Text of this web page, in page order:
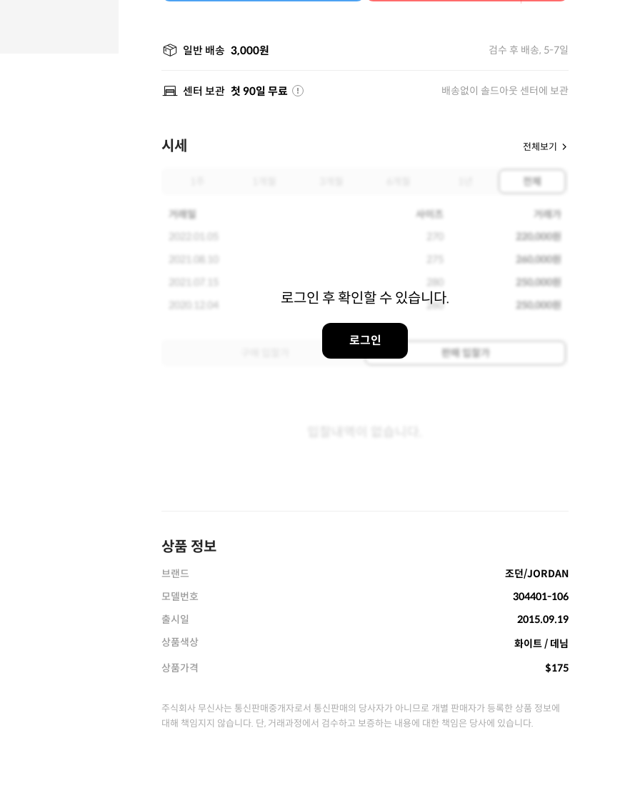
일반 배송 3,000원 검수 후 배송, 5-7일
센터 보관 첫 90일 무료 배송없이 솔드아웃 센터에 보관
시세 전체보기
로그인 후 확인할 수 있습니다.
로그인
전체
거래일 사이즈
거래가
220,000원
2021.08.10
260,000원
280
250,000원
2020.12.04
260 250,000원
판매 입찰가
상품 정보
브랜드
조던/JORDAN
모델번호
304401-106
출시일
2015.09.19
상품색상
화이트 / 데님
상품가격
$175
주식회사 무신사는 통신판매중개자로서 통신판매의 당사자가 아니므로 개별 판매자가 등록한 상품 정보에
대해 책임지지 않습니다. 단, 거래과정에서 검수하고 보증하는 내용에 대한 책임은 당사에 있습니다.